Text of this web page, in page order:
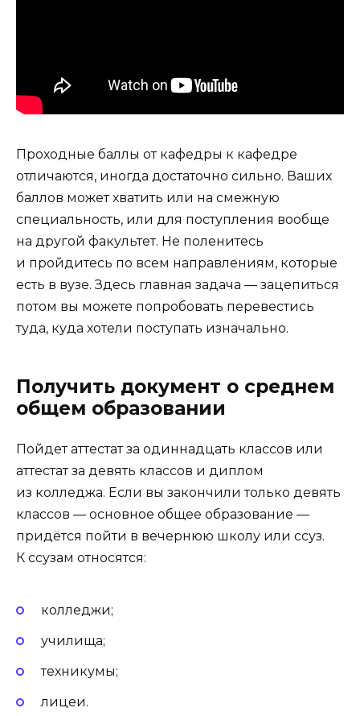
Проходные баллы от кафедры к кафедре
отличаются, иногда достаточно сильно. Ваших
баллов может хватить или на смежную
специальность, или для поступления вообще
на другой факультет. Не поленитесь
и пройдитесь по всем направлениям, которые
есть в вузе. Здесь главная задача — зацепиться
потом вы можете попробовать перевестись
туда, куда хотели поступать изначально.
Получить документ о среднем
общем образовании
Пойдет аттестат за одиннадцать классов или
аттестат за девять классов и диплом
из колледжа. Если вы закончили только девять
классов — основное общее образование —
придётся пойти в вечернюю школу или ссуз.
К ссузам относятся:
колледжи;
училища;
техникумы;
лицеи.